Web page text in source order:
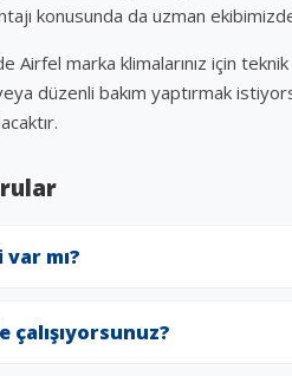
konusunda da uzman
Airfel marka klimalarınız için
düzenli bakım yaptırmak
mı?
çalışıyorsunuz?